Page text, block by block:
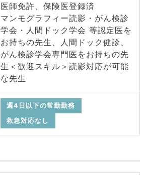
医師免許、保険医登録済
マンモグラフィー読影・がん検診
学会・人間ドック学会 等認定医を
お持ちの先生、人間ドック健診、
がん検診学会専門医をお持ちの先
生＜歓迎スキル＞読影対応が可能
な先生
週4日以下の常勤勤務
救急対応なし